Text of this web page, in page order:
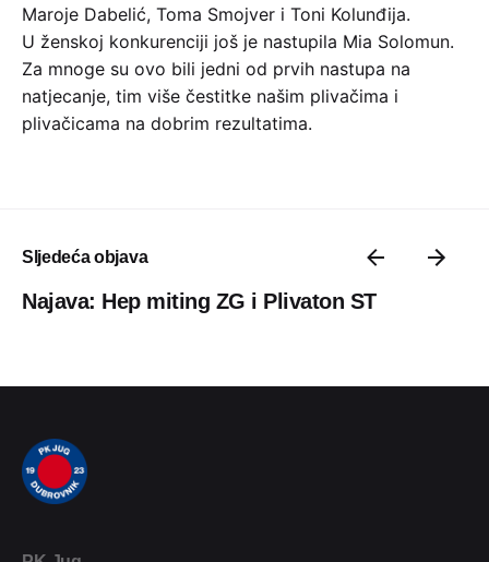
Maroje Dabelić, Toma Smojver i Toni Kolunđija.
U ženskoj konkurenciji još je nastupila Mia Solomun.
Za mnoge su ovo bili jedni od prvih nastupa na
natjecanje, tim više čestitke našim plivačima i
plivačicama na dobrim rezultatima.
Sljedeća objava
Najava: Hep miting ZG i Plivaton ST